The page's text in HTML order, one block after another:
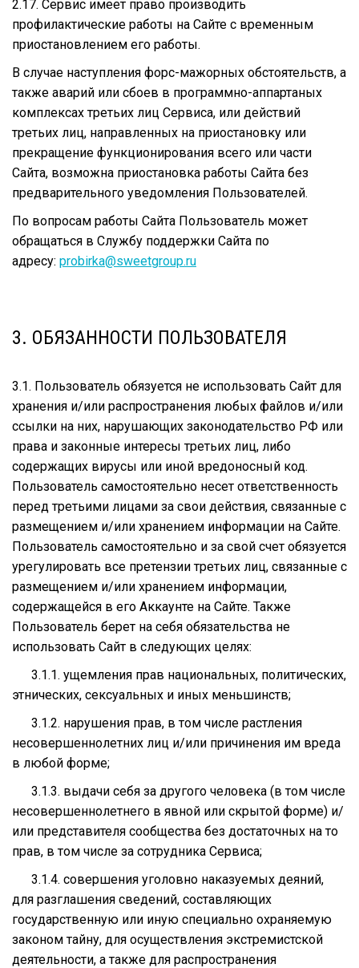
2.17. Сервис имеет право производить
профилактические работы на Сайте с временным
приостановлением его работы.
В случае наступления форс-мажорных обстоятельств, а
также аварий или сбоев в программно-аппартаных
комплексах третьих лиц Сервиса, или действий
третьих лиц, направленных на приостановку или
прекращение функционирования всего или части
Сайта, возможна приостановка работы Сайта без
предварительного уведомления Пользователей.
По вопросам работы Сайта Пользователь может
обращаться в Службу поддержки Сайта по
адресу: probirka@sweetgroup.ru
3. ОБЯЗАННОСТИ ПОЛЬЗОВАТЕЛЯ
3.1. Пользователь обязуется не использовать Сайт для
хранения и/или распространения любых файлов и/или
ссылки на них, нарушающих законодательство РФ или
права и законные интересы третьих лиц, либо
содержащих вирусы или иной вредоносный код.
Пользователь самостоятельно несет ответственность
перед третьими лицами за свои действия, связанные с
размещением и/или хранением информации на Сайте.
Пользователь самостоятельно и за свой счет обязуется
урегулировать все претензии третьих лиц, связанные с
размещением и/или хранением информации,
содержащейся в его Аккаунте на Сайте. Также
Пользователь берет на себя обязательства не
использовать Сайт в следующих целях:
3.1.1. ущемления прав национальных, политических,
этнических, сексуальных и иных меньшинств;
3.1.2. нарушения прав, в том числе растления
несовершеннолетних лиц и/или причинения им вреда
в любой форме;
3.1.3. выдачи себя за другого человека (в том числе
несовершеннолетнего в явной или скрытой форме) и/
или представителя сообщества без достаточных на то
прав, в том числе за сотрудника Сервиса;
3.1.4. совершения уголовно наказуемых деяний,
для разглашения сведений, составляющих
государственную или иную специально охраняемую
законом тайну, для осуществления экстремистской
деятельности, а также для распространения